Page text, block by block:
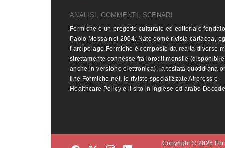
ANALISI, COMMENTI, SCENARI
Formiche è un progetto culturale ed editoriale
Paolo Messa nel 2004. Nato come rivista cartacea,
l’arcipelago Formiche è composto da realtà diverse
strettamente connesse fra loro: il mensile (disponibile
anche in versione elettronica), la testata quotidiana
line Formiche.net, le riviste specializzate Airpress e
Healthcare Policy e il sito in inglese ed arabo
Copyright © 2026